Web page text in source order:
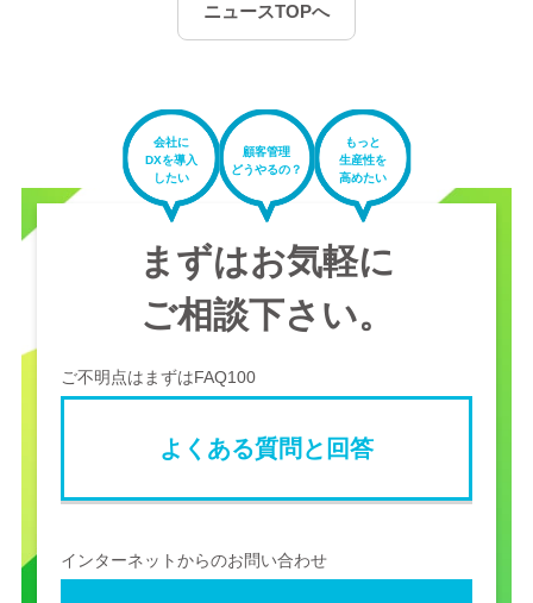
ニュースTOPへ
会社に
DXを導入
したい
顧客管理
どうやるの？
もっと
生産性を
高めたい
まずはお気軽に
ご相談下さい。
ご不明点はまずはFAQ100
よくある質問と回答
インターネットからのお問い合わせ